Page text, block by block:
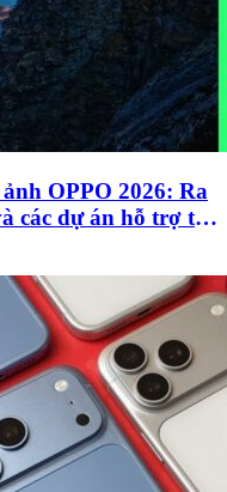
OPPO 2026: Ra
các dự án hỗ trợ tài